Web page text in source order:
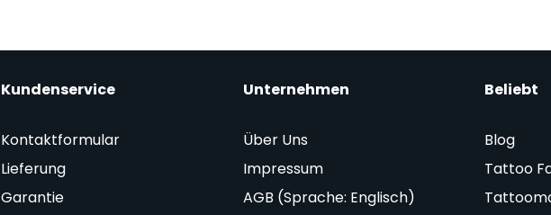
Kundenservice
Kontaktformular
Lieferung
Garantie
Unternehmen
Über Uns
Impressum
AGB (Sprache: Englisch)
Beliebt
Blog
Tattoo